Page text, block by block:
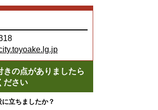
きの点がありましたら
ださい
立ちましたか？